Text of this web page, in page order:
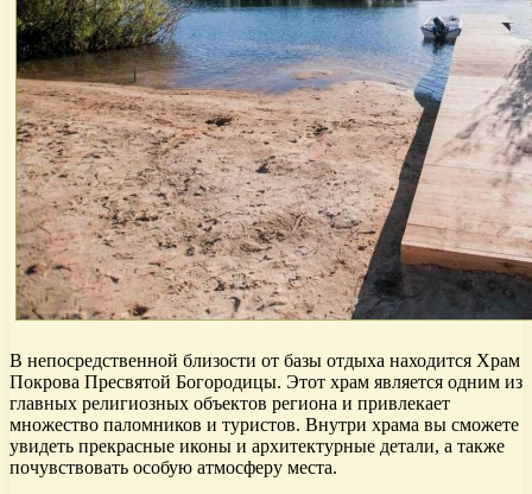
В непосредственной близости от базы отдыха находится Храм
Покрова Пресвятой Богородицы. Этот храм является одним из
главных религиозных объектов региона и привлекает
множество паломников и туристов. Внутри храма вы сможете
увидеть прекрасные иконы и архитектурные детали, а также
почувствовать особую атмосферу места.